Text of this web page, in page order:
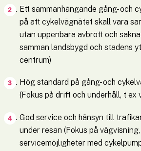
Ett sammanhängande gång- och
på att cykelvägnätet skall vara
utan uppenbara avbrott och
samman landsbygd och stadens
centrum)
Hög standard på gång- och
(Fokus på drift och underhåll, t ex
God service och hänsyn till
under resan (Fokus på
servicemöjligheter med